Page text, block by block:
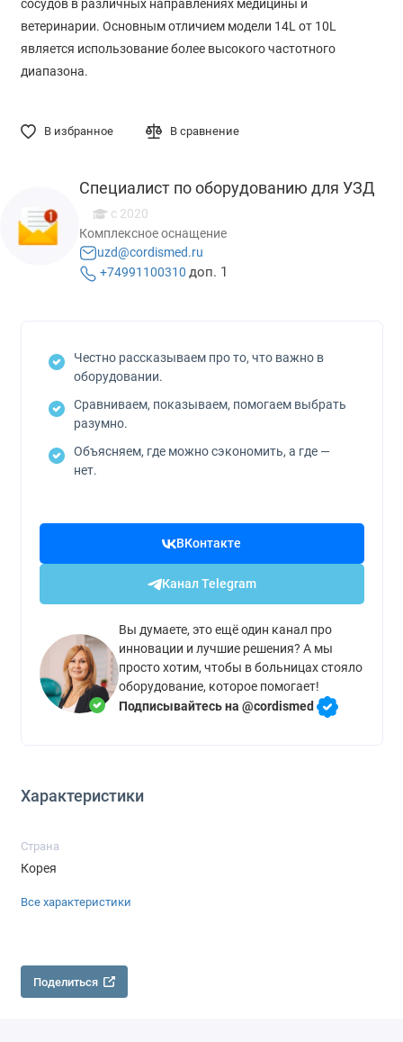
сосудов в различных направлениях медицины и
ветеринарии. Основным отличием модели 14L от 10L
является использование более высокого частотного
диапазона.
В избранное В сравнение
Специалист по оборудованию для УЗД
с 2020
Комплексное оснащение
uzd@cordismed.ru
+74991100310 доп. 1
Честно рассказываем про то, что важно в
оборудовании.
Сравниваем, показываем, помогаем выбрать
разумно.
Объясняем, где можно сэкономить, а где —
нет.
ВКонтакте
Канал Telegram
Вы думаете, это ещё один канал про
инновации и лучшие решения? А мы
просто хотим, чтобы в больницах стояло
оборудование, которое помогает!
Подписывайтесь на @cordismed
Характеристики
Страна
Корея
Все характеристики
Поделиться